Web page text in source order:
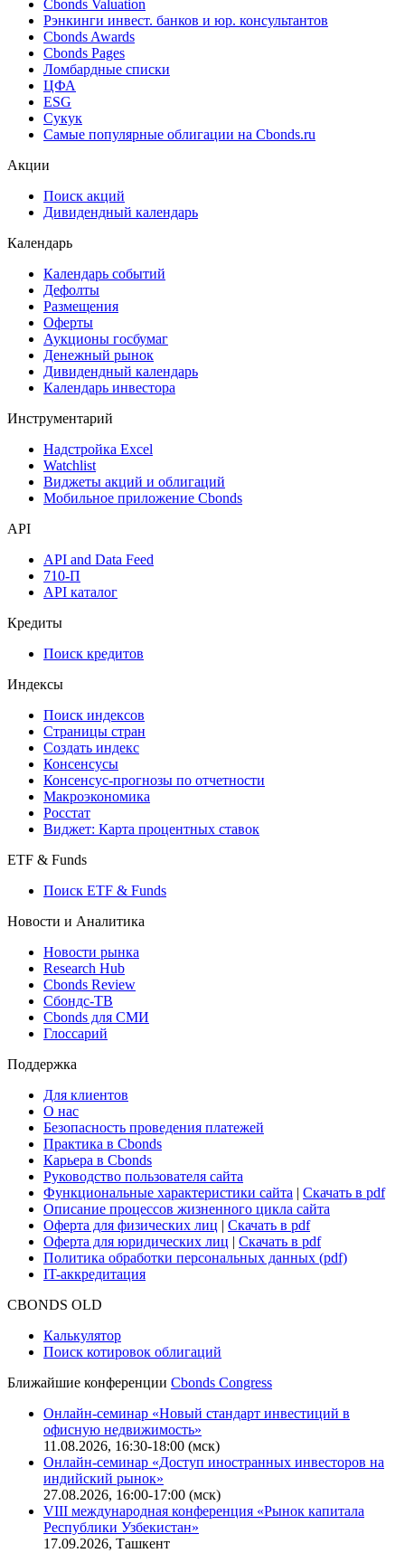
Cbonds Valuation
Рэнкинги инвест. банков и юр. консультантов
Cbonds Awards
Cbonds Pages
Ломбардные списки
ЦФА
ESG
Сукук
Самые популярные облигации на Cbonds.ru
Акции
Поиск акций
Дивидендный календарь
Календарь
Календарь событий
Дефолты
Размещения
Оферты
Аукционы госбумаг
Денежный рынок
Дивидендный календарь
Календарь инвестора
Инструментарий
Надстройка Excel
Watchlist
Виджеты акций и облигаций
Мобильное приложение Cbonds
API
API and Data Feed
710-П
API каталог
Кредиты
Поиск кредитов
Индексы
Поиск индексов
Страницы стран
Создать индекс
Консенсусы
Консенсус-прогнозы по отчетности
Макроэкономика
Росстат
Виджет: Карта процентных ставок
ETF & Funds
Поиск ETF & Funds
Новости и Аналитика
Новости рынка
Research Hub
Cbonds Review
Сбондс-ТВ
Cbonds для СМИ
Глоссарий
Поддержка
Для клиентов
О нас
Безопасность проведения платежей
Практика в Cbonds
Карьера в Cbonds
Руководство пользователя сайта
Функциональные характеристики сайта | Скачать в pdf
Описание процессов жизненного цикла сайта
Оферта для физических лиц | Скачать в pdf
Оферта для юридических лиц | Скачать в pdf
Политика обработки персональных данных (pdf)
IT-аккредитация
CBONDS OLD
Калькулятор
Поиск котировок облигаций
Ближайшие конференции Cbonds Congress
Онлайн-семинар «Новый стандарт инвестиций в
офисную недвижимость»
11.08.2026, 16:30-18:00 (мск)
Онлайн-семинар «Доступ иностранных инвесторов на
индийский рынок»
27.08.2026, 16:00-17:00 (мск)
VIII международная конференция «Рынок капитала
Республики Узбекистан»
17.09.2026, Ташкент